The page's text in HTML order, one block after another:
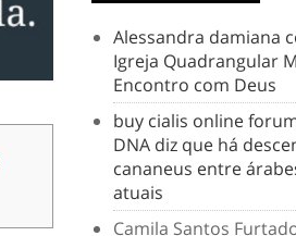
Alessandra damiana
Igreja Quadrangular
Encontro com Deus
buy cialis online
DNA diz que há
cananeus entre
atuais
Camila Santos